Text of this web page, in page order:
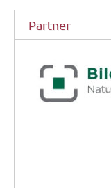
Partner